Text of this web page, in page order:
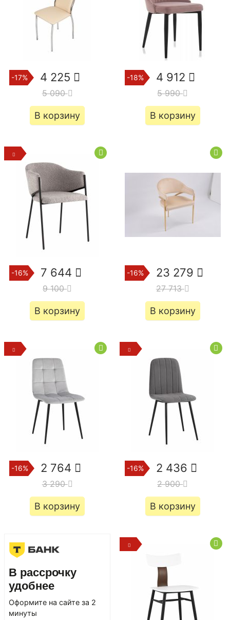
-17% 4 225
5 090
В корзину
-18% 4 912
5 990
В корзину
-16% 7 644
9 100
В корзину
-16% 23 279
27 713
В корзину
-16% 2 764
3 290
В корзину
-16% 2 436
2 900
В корзину
В рассрочку
удобнее
Оформите на сайте за 2
минуты